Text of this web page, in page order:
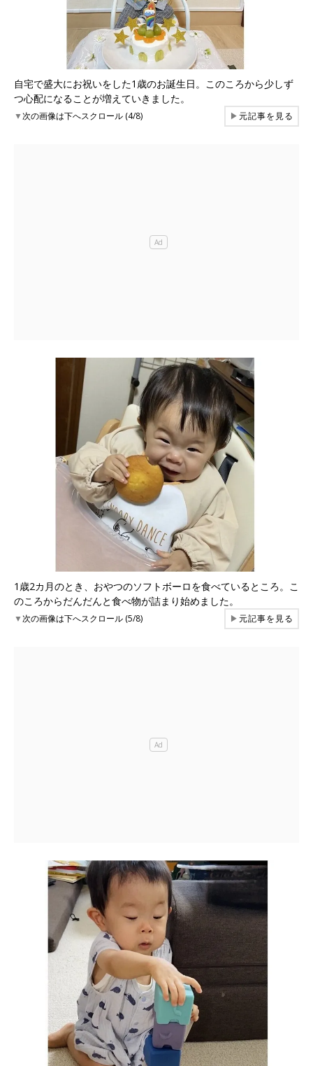
自宅で盛大にお祝いをした1歳のお誕生日。このころから少しず
つ心配になることが増えていきました。
▼次の画像は下へスクロール (4/8) ▶元記事を見る
1歳2カ月のとき、おやつのソフトボーロを食べているところ。こ
のころからだんだんと食べ物が詰まり始めました。
▼次の画像は下へスクロール (5/8) ▶元記事を見る